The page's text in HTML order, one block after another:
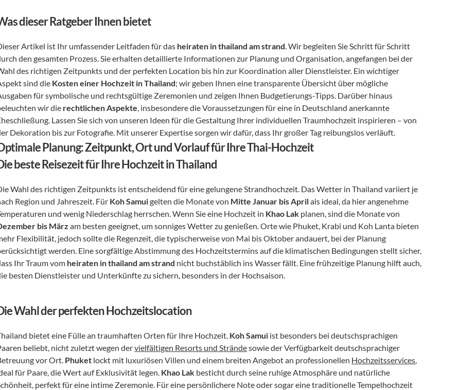
dieser Ratgeber Ihnen bietet
Artikel ist Ihr umfassender Leitfaden für das heiraten in thailand am strand. Wir begleiten Sie Schritt für Schritt
den gesamten Prozess. Sie erhalten detaillierte Informationen zur Planung und Organisation, angefangen bei der
des richtigen Zeitpunkts und der perfekten Location bis hin zur Koordination aller Dienstleister. Ein wichtiger
sind die Kosten einer Hochzeit in Thailand; wir geben Ihnen eine transparente Übersicht über mögliche
für symbolische und rechtsgültige Zeremonien und zeigen Ihnen Budgetierungs-Tipps. Darüber hinaus
wir die rechtlichen Aspekte, insbesondere die Voraussetzungen für eine in Deutschland anerkannte
Lassen Sie sich von unseren Ideen für die Gestaltung Ihrer individuellen Traumhochzeit inspirieren – von
Dekoration bis zur Fotografie. Mit unserer Expertise sorgen wir dafür, dass Ihr großer Tag reibungslos verläuft.
Planung: Zeitpunkt, Ort und Vorlauf für Ihre Thai-Hochzeit
beste Reisezeit für Ihre Hochzeit in Thailand
Wahl des richtigen Zeitpunkts ist entscheidend für eine gelungene Strandhochzeit. Das Wetter in Thailand variiert je
Region und Jahreszeit. Für Koh Samui gelten die Monate von Mitte Januar bis April als ideal, da hier angenehme
und wenig Niederschlag herrschen. Wenn Sie eine Hochzeit in Khao Lak
bis März am besten geeignet, um sonniges Wetter zu genießen. Orte wie Phuket, Krabi und Koh Lanta bieten
Flexibilität, jedoch sollte die Regenzeit, die typischerweise von Mai bis Oktober andauert, bei der Planung
werden. Eine sorgfältige Abstimmung des Hochzeitstermins auf die klimatischen Bedingungen stellt sicher,
Ihr Traum vom heiraten in thailand am strand nicht buchstäblich ins Wasser fällt. Eine frühzeitige Planung hilft auch,
besten Dienstleister und Unterkünfte zu sichern, besonders in der Hochsaison.
Wahl der perfekten Hochzeitslocation
bietet eine Fülle an traumhaften Orten für Ihre Hochzeit. Koh Samui ist besonders bei deutschsprachigen
beliebt, nicht zuletzt wegen der vielfältigen Resorts und Strände sowie der Verfügbarkeit deutschsprachiger
vor Ort. Phuket lockt mit luxuriösen Villen und einem breiten Angebot an professionellen Hochzeitsservices,
für Paare, die Wert auf Exklusivität legen. Khao Lak besticht durch seine ruhige Atmosphäre und natürliche
perfekt für eine intime Zeremonie. Für eine persönlichere Note oder sogar eine traditionelle Tempelhochzeit